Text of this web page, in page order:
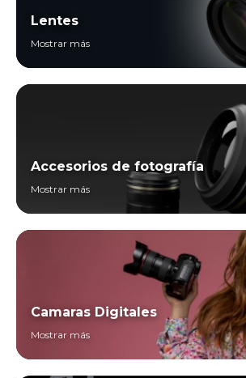
Lentes
Mostrar más
Accesorios de fotografía
Mostrar más
Camaras Digitales
Mostrar más